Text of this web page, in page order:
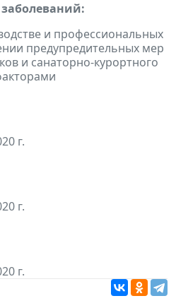
и профессиональных
предупредительных мер
и санаторно-курортного
г.
г.
г.